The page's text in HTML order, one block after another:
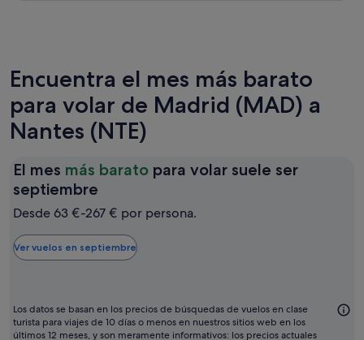
Encuentra el mes más barato
para volar de Madrid (MAD) a
Nantes (NTE)
El mes más barato para volar suele ser
septiembre
mes
barato
para
suele
ser
Desde 63 €-267 € por persona.
Ver vuelos en septiembre
Los datos se basan en los precios de búsquedas de vuelos en clase
turista para viajes de 10 días o menos en nuestros sitios web en los
últimos 12 meses, y son meramente informativos: los precios actuales